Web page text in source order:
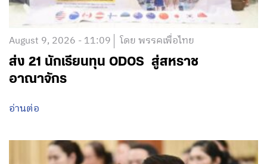
August 9, 2026 - 11:09 โดย พรรคเพื่อไทย
ส่ง 21 นักเรียนทุน ODOS สู่สหราช
อาณาจักร
อ่านต่อ